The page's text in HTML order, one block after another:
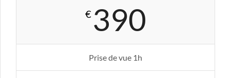
€ 390
Prise de vue 1h